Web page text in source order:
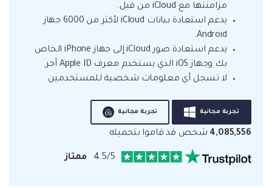
مزامنتها مع iCloud من قبل.
يدعم استعادة بيانات iCloud لأكثر من 6000 جهاز
Android.
يدعم استعادة صور iCloud إلى جهاز iPhone الخاص
بك وجهاز iOS الذي يستخدم معرف Apple ID آخر.
لا تسجل أي معلومات شخصية للمستخدمين.
تجربة مجانية تجربة مجانية
4,085,556 شخص قد قاموا بتحميله
4.5/5 ممتاز